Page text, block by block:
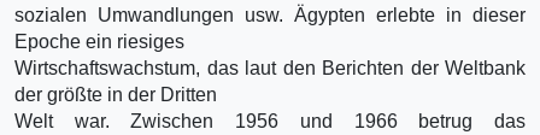
sozialen Umwandlungen usw. Ägypten erlebte in dieser
Epoche ein riesiges
Wirtschaftswachstum, das laut den Berichten der Weltbank
der größte in der Dritten
Welt war. Zwischen 1956 und 1966 betrug das